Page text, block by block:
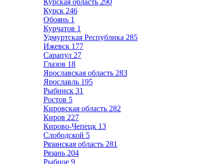
Курская область 290
Курск 246
Обоянь 1
Курчатов 1
Удмуртская Республика 285
Ижевск 177
Сарапул 27
Глазов 18
Ярославская область 283
Ярославль 195
Рыбинск 31
Ростов 5
Кировская область 282
Киров 227
Кирово-Чепецк 13
Слободской 5
Рязанская область 281
Рязань 204
Рыбное 9